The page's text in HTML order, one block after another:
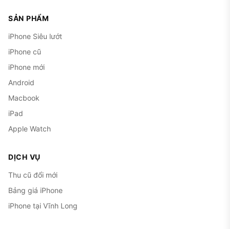
SẢN PHẨM
iPhone Siêu lướt
iPhone cũ
iPhone mới
Android
Macbook
iPad
Apple Watch
DỊCH VỤ
Thu cũ đổi mới
Bảng giá iPhone
iPhone tại Vĩnh Long